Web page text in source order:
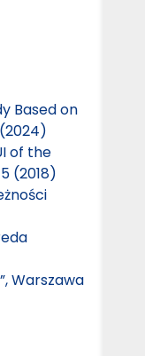
Based on
of the
(2018)
Warszawa